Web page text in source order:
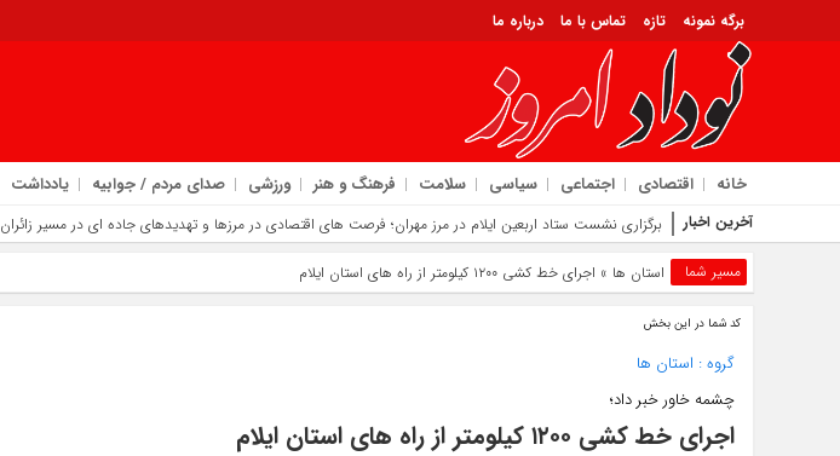
برگه نمونه تازه تماس با ما درباره ما
خانه اقتصادی اجتماعی سیاسی سلامت فرهنگ و هنر ورزشی صدای مردم / جوابیه یادداشت
آخرین اخبار
برگزاری نشست ستاد اربعین ایلام در مرز مهران؛ فرصت‌ های اقتصادی در مرزها و تهدیدهای جاده‌ ای در مسیر زائران
معرفی اداره کل آموزش فنی و حرفه‌ ای استان ایلام به‌ عنوان دستگاه برتر خدمت‌ رسانی در اربعین
تحقق خرید تضمینی بیش از ۲۴۵ هزار تن گندم در ایلام با افزایش ۱۷ درصدی نسبت به سال گذشته
مرز چیلات از ۲۸ صفر برای تردد زائران فعال می‌ شود | توسعه زیرساخت‌ ها و اقتصاد اربعین در دستور کار دولت است | رونمایی از مهر رسمی گذرنامه مرز زمینی چیلات
تجلیل سخنگوی دولت از میزبانی شایسته مردم ایلام در اربعین | تأکید بر تداوم مسیر خدمت‌ رسانی با انسجام ملی
اسکان ۳ هزار و ۵۰ نفر ایثارگر در زائرسراهای بنیاد شهید در مهران؛ ۶ هزار اقلام فرهنگی در موکب سلام شهید توزیع شد
ذخایر خون استان ایلام برای روزهای پایانی اربعین با وجود افزایش تردد تأمین است
گسترش همکاری‌ های آموزش و پرورش و دانشگاه ملی مهارت استان ایلام در مسیر توسعه آموزش‌های مهارتی
مسیر شما استان ها » اجرای خط‌ کشی ۱۲۰۰ کیلومتر از راه‌ های استان ایلام
کد شما در این بخش
گروه : استان ها
چشمه‌ خاور خبر داد؛
اجرای خط‌ کشی ۱۲۰۰ کیلومتر از راه‌ های استان ایلام